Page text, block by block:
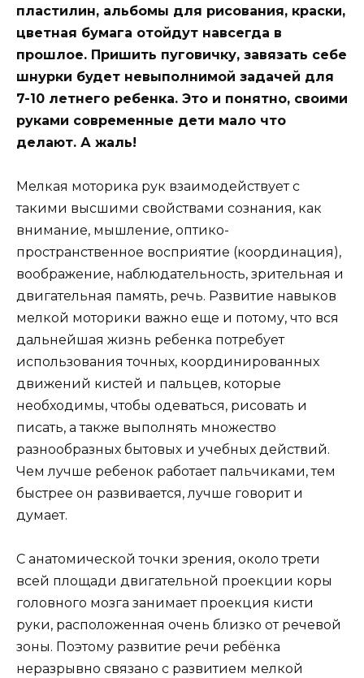
пластилин, альбомы для рисования, краски,
цветная бумага отойдут навсегда в
прошлое. Пришить пуговичку, завязать себе
шнурки будет невыполнимой задачей для
7-10 летнего ребенка. Это и понятно, своими
руками современные дети мало что
делают. А жаль!
Мелкая моторика рук взаимодействует с
такими высшими свойствами сознания, как
внимание, мышление, оптико-
пространственное восприятие (координация),
воображение, наблюдательность, зрительная и
двигательная память, речь. Развитие навыков
мелкой моторики важно еще и потому, что вся
дальнейшая жизнь ребенка потребует
использования точных, координированных
движений кистей и пальцев, которые
необходимы, чтобы одеваться, рисовать и
писать, а также выполнять множество
разнообразных бытовых и учебных действий.
Чем лучше ребенок работает пальчиками, тем
быстрее он развивается, лучше говорит и
думает.
С анатомической точки зрения, около трети
всей площади двигательной проекции коры
головного мозга занимает проекция кисти
руки, расположенная очень близко от речевой
зоны. Поэтому развитие речи ребёнка
неразрывно связано с развитием мелкой